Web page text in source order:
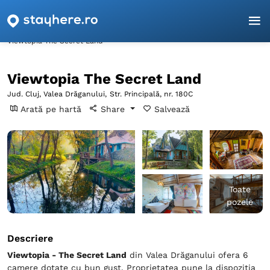
Pagina principală
Viewtopia The Secret Land
Viewtopia The Secret Land
Jud. Cluj, Valea Drăganului, Str. Principală, nr. 180C
Arată pe hartă Share Salvează
Toate
pozele
Descriere
Viewtopia - The Secret Land din Valea Drăganului ofera 6
camere dotate cu bun gust. Proprietatea pune la dispozitia